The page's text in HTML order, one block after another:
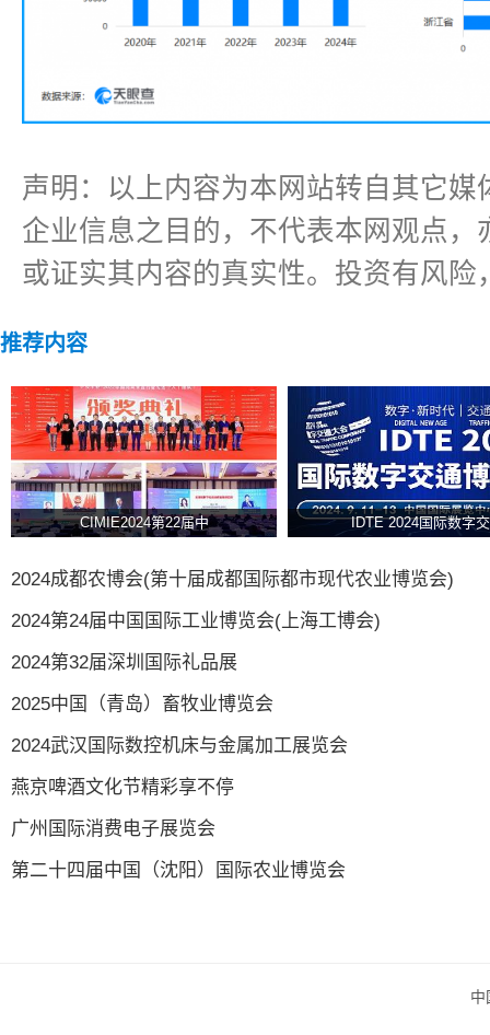
声明：以上内容为本网站转自其它
企业信息之目的，不代表本网观点
或证实其内容的真实性。投资有风险
推荐内容
CIMIE2024第22届中 IDTE 2024国际数字交
2024成都农博会(第十届成都国际都市现代农业博览会)
2024第24届中国国际工业博览会(上海工博会)
2024第32届深圳国际礼品展
2025中国（青岛）畜牧业博览会
2024武汉国际数控机床与金属加工展览会
燕京啤酒文化节精彩享不停
广州国际消费电子展览会
第二十四届中国（沈阳）国际农业博览会
中